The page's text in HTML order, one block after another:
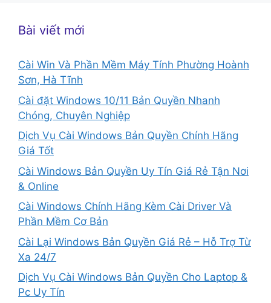
Bài viết mới
Cài Win Và Phần Mềm Máy Tính Phường Hoành
Sơn, Hà Tĩnh
Cài đặt Windows 10/11 Bản Quyền Nhanh
Chóng, Chuyên Nghiệp
Dịch Vụ Cài Windows Bản Quyền Chính Hãng
Giá Tốt
Cài Windows Bản Quyền Uy Tín Giá Rẻ Tận Nơi
& Online
Cài Windows Chính Hãng Kèm Cài Driver Và
Phần Mềm Cơ Bản
Cài Lại Windows Bản Quyền Giá Rẻ – Hỗ Trợ Từ
Xa 24/7
Dịch Vụ Cài Windows Bản Quyền Cho Laptop &
Pc Uy Tín